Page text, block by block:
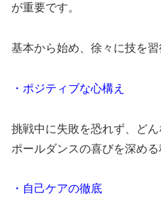
が重要です。
基本から始め、徐々に技を
・ポジティブな心構え
挑戦中に失敗を恐れず、ど
ポールダンスの喜びを深める
・自己ケアの徹底